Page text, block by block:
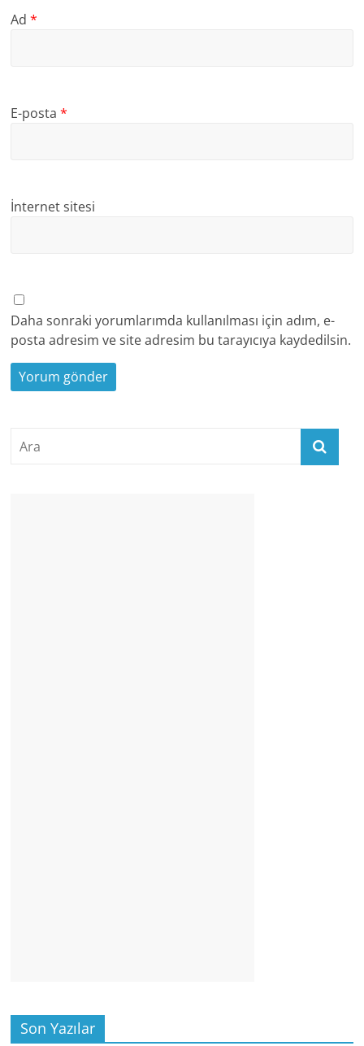
Ad*
E-posta*
İnternet sitesi
Daha sonraki yorumlarımda kullanılması için adım, e-
posta adresim ve site adresim bu tarayıcıya kaydedilsin.
Son Yazılar